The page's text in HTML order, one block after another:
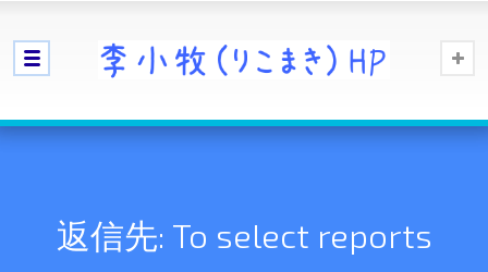
返信先: To select reports